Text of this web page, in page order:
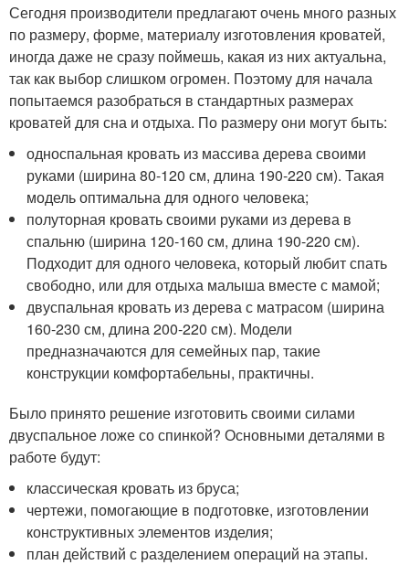
Сегодня производители предлагают очень много разных
по размеру, форме, материалу изготовления кроватей,
иногда даже не сразу поймешь, какая из них актуальна,
так как выбор слишком огромен. Поэтому для начала
попытаемся разобраться в стандартных размерах
кроватей для сна и отдыха. По размеру они могут быть:
односпальная кровать из массива дерева своими
руками (ширина 80-120 см, длина 190-220 см). Такая
модель оптимальна для одного человека;
полуторная кровать своими руками из дерева в
спальню (ширина 120-160 см, длина 190-220 см).
Подходит для одного человека, который любит спать
свободно, или для отдыха малыша вместе с мамой;
двуспальная кровать из дерева с матрасом (ширина
160-230 см, длина 200-220 см). Модели
предназначаются для семейных пар, такие
конструкции комфортабельны, практичны.
Было принято решение изготовить своими силами
двуспальное ложе со спинкой? Основными деталями в
работе будут:
классическая кровать из бруса;
чертежи, помогающие в подготовке, изготовлении
конструктивных элементов изделия;
план действий с разделением операций на этапы.